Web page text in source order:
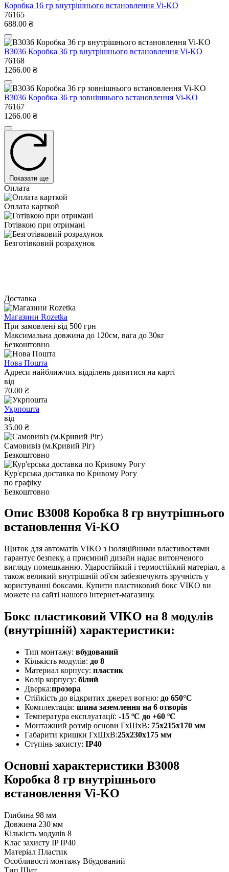
Коробка 16 гр внутрішнього встановлення Vi-KO
76165
688.00 ₴
В3036 Коробка 36 гр внутрішнього встановлення Vi-KO
76168
1266.00 ₴
В3036 Коробка 36 гр зовнішнього встановлення Vi-KO
76167
1266.00 ₴
Показати ще
Оплата
Оплата карткой
Готівкою при отримані
Безготівковий розрахунок
Доставка
Магазини Rozetka
При замовлені від 500 грн
Максимальна довжина до 120см, вага до 30кг
Безкоштовно
Нова Пошта
Адреси найближчих відділень дивитися на карті
від
70.00 ₴
Укрпошта
від
35.00 ₴
Самовивіз (м.Кривий Ріг)
Безкоштовно
Кур'єрська доставка по Кривому Рогу
по графіку
Безкоштовно
Опис В3008 Коробка 8 гр внутрішнього
встановлення Vi-KO
Щиток для автоматів VIKO з ізоляційними властивостями
гарантує безпеку, а приємний дизайн надає витонченого
вигляду помешканню. Ударостійкий і термостійкий матеріал, а
також великий внутрішній об'єм забезпечують зручність у
користуванні боксами. Купити пластиковий бокс VIKO ви
можете на сайті нашого інтернет-магазину.
Бокс пластиковий VIKO на 8 модулів
(внутрішній) характеристики:
Тип монтажу: вбудований
Кількість модулів: до 8
Материал корпусу: пластик
Колір корпусу: білий
Дверка:прозора
Стійкість до відкритих джерел вогню: до 650°C
Комплектація: шина заземлення на 6 отворів
Температура експлуатації: -15 ºС до +60 ºС
Монтажний розмір основи ГхШхВ: 75х215х170 мм
Габарити кришки ГхШхВ:25х230х175 мм
Ступінь захисту: IP40
Основні характеристики В3008
Коробка 8 гр внутрішнього
встановлення Vi-KO
Глибина 98 мм
Довжина 230 мм
Кількість модулів 8
Клас захисту IP IP40
Матеріал Пластик
Особливості монтажу Вбудований
Тип Щит